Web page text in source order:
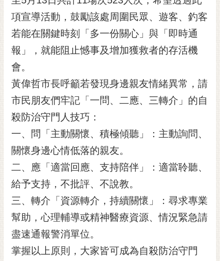
導
覽
訂
閱
RSS
訂
閱
電
子
市
信
箱
English
日
本
語
項宣導活動，鼓勵該處周圍民眾、遊客、釣客
若能在關鍵時刻「多一份關心」與「即時通
報」，就能阻止憾事及增加獲救者的存活機
會。
黃偉哲市長呼籲若發現身邊親友情緒異常，請
市民朋友們牢記「一問、二應、三轉介」的自
殺防治守門人技巧：
一、問「主動關懷、積極傾聽」：主動詢問、
關懷身邊心情低落的親友。
二、應「適當回應、支持陪伴」：適當聆聽、
給予支持，不批評、不說教。
三、轉介「資源轉介，持續關懷」：尋求專業
幫助，心理輔導或精神醫療資源、情況緊急請
盡速通報警消單位。
掌握以上原則，大家皆可成為自殺防治守門